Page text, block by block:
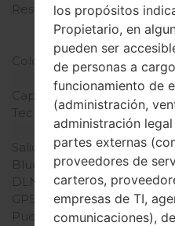
Resolución de Pantalla
Colores de pantalla
Batería
Capacidad de batería
Teclado físico
Salida de audio
Bluetooth
DLNA
GPS
Puerto infrarrojo
los propósitos
Propietario, en
pueden ser
de personas a
funcionamiento de
(administración,
administración
partes externas
proveedores de
carteros,
empresas de TI,
comunicaciones),